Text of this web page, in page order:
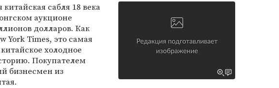
сабля 18 века
аукционе
долларов. Как
York Times, это самая
холодное
Покупателем
бизнесмен из